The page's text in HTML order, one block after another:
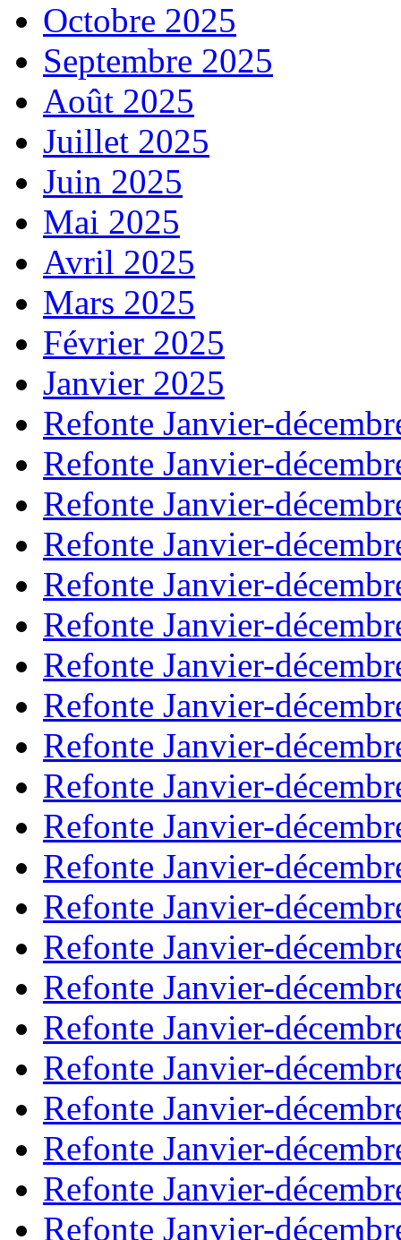
Octobre 2025
Septembre 2025
Août 2025
Juillet 2025
Juin 2025
Mai 2025
Avril 2025
Mars 2025
Février 2025
Janvier 2025
Refonte Janvier-
Refonte Janvier-
Refonte Janvier-
Refonte Janvier-
Refonte Janvier-
Refonte Janvier-
Refonte Janvier-
Refonte Janvier-
Refonte Janvier-
Refonte Janvier-
Refonte Janvier-
Refonte Janvier-
Refonte Janvier-
Refonte Janvier-
Refonte Janvier-
Refonte Janvier-
Refonte Janvier-
Refonte Janvier-
Refonte Janvier-
Refonte Janvier-
Refonte Janvier-